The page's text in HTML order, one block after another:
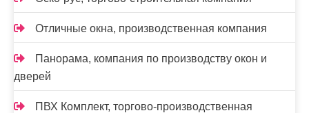
Отличные окна, производственная компания
Панорама, компания по производству окон и
дверей
ПВХ Комплект, торгово-производственная